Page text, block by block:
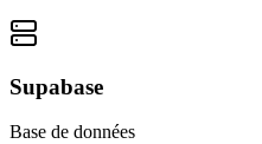
Supabase
Base de données